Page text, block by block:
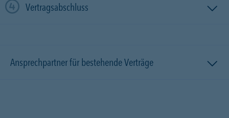
Vertragsabschluss
Ansprechpartner für bestehende Verträge